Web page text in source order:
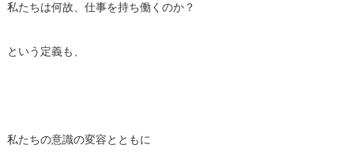
私たちは何故、仕事を持ち働くのか？
という定義も、
私たちの意識の変容とともに